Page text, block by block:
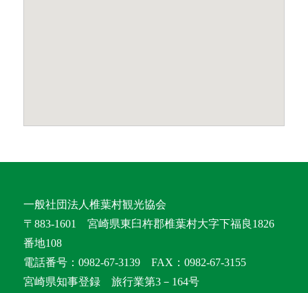
一般社団法人椎葉村観光協会
〒883-1601 宮崎県東臼杵郡椎葉村大字下福良1826
番地108
電話番号：0982-67-3139 FAX：0982-67-3155
宮崎県知事登録 旅行業第3－164号